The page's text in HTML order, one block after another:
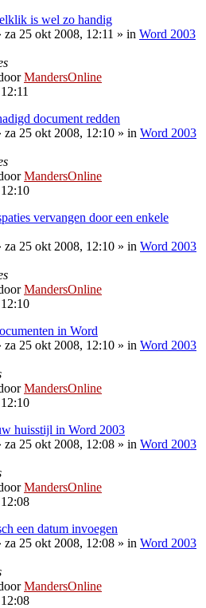
is wel zo handig
za 25 okt 2008, 12:11 » in Word 2003
MandersOnline
document redden
za 25 okt 2008, 12:10 » in Word 2003
MandersOnline
vervangen door een enkele
za 25 okt 2008, 12:10 » in Word 2003
MandersOnline
in Word
za 25 okt 2008, 12:10 » in Word 2003
MandersOnline
huisstijl in Word 2003
za 25 okt 2008, 12:08 » in Word 2003
MandersOnline
een datum invoegen
za 25 okt 2008, 12:08 » in Word 2003
MandersOnline